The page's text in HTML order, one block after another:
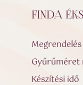
FINDA
Gyűrűméret
Készítési idő